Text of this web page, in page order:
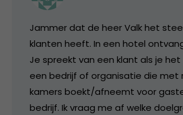
Jammer dat de heer Valk het
klanten heeft. In een hotel
Je spreekt van een klant als je
een bedrijf of organisatie die met
kamers boekt/afneemt voor
bedrijf. Ik vraag me af welke